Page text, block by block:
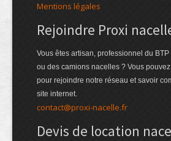
Mentions légales
Rejoindre Proxi
Vous êtes artisan, professionnel du
ou des camions nacelles ? Vous
pour rejoindre notre réseau et savoir
site internet.
contact@proxi-nacelle.fr
Devis de location